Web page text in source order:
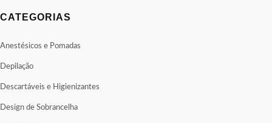
CATEGORIAS
Anestésicos e Pomadas
Depilação
Descartáveis e Higienizantes
Design de Sobrancelha